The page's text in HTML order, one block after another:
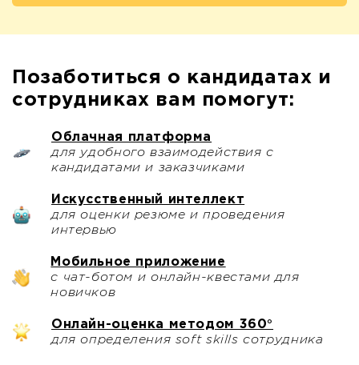
Позаботиться о кандидатах и
сотрудниках вам помогут:
Облачная платформа
для удобного взаимодействия с
кандидатами и заказчиками
Искусственный интеллект
для оценки резюме и проведения
интервью
Мобильное приложение
с чат-ботом и онлайн-квестами для
новичков
Онлайн-оценка методом 360°
для определения soft skills сотрудника